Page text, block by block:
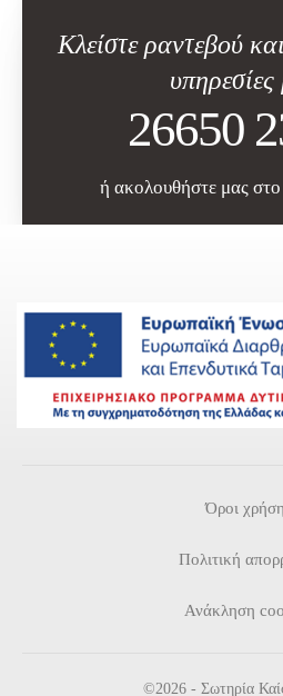
Κλείστε ραντεβού
26650
ή ακολουθήστε μας στο
Όροι
Πολιτική
Ανάκληση
©2026 - Σωτηρία